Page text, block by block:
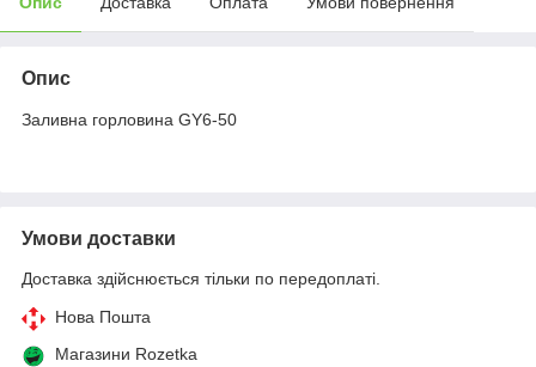
Опис
Заливна горловина GY6-50
Умови доставки
Доставка здійснюється тільки по передоплаті.
Нова Пошта
Магазини Rozetka